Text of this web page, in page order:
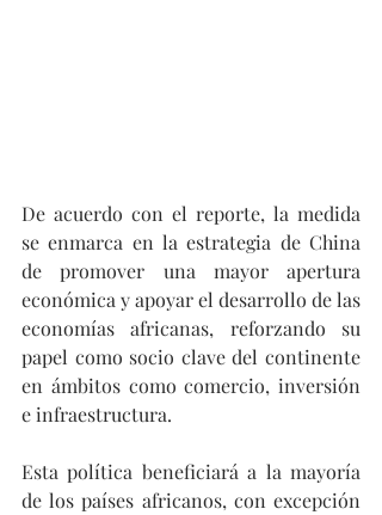
De acuerdo con el reporte, la medida
se enmarca en la estrategia de China
de promover una mayor apertura
económica y apoyar el desarrollo de las
economías africanas, reforzando su
papel como socio clave del continente
en ámbitos como comercio, inversión
e infraestructura.
Esta política beneficiará a la mayoría
de los países africanos, con excepción